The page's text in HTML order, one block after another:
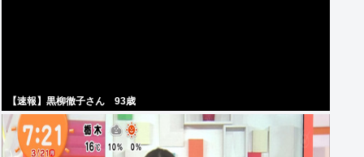
【速報】黒柳徹子さん 93歳